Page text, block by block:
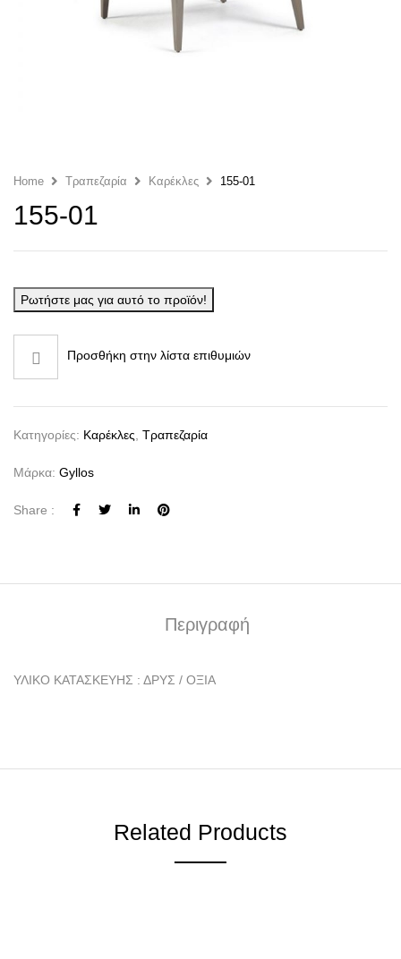
Home Τραπεζαρία Καρέκλες 155-01
155-01
Ρωτήστε μας για αυτό το προϊόν!
Προσθήκη στην λίστα επιθυμιών
Κατηγορίες: Καρέκλες Τραπεζαρία
Μάρκα: Gyllos
Share :
Περιγραφή
ΥΛΙΚΟ ΚΑΤΑΣΚΕΥΗΣ : ΔΡΥΣ / ΟΞΙΑ
Related Products